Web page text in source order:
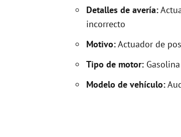
Detalles de avería:
incorrecto
Motivo:Actuador de
Tipo de motor:
Modelo de vehículo: